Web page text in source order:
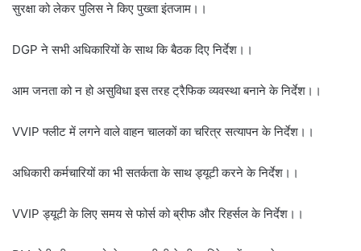
सुरक्षा को लेकर पुलिस ने किए पुख्ता इंतजाम।।
DGP ने सभी अधिकारियों के साथ कि बैठक दिए निर्देश।।
आम जनता को न हो असुविधा इस तरह ट्रैफिक व्यवस्था बनाने के निर्देश।।
VVIP फ्लीट में लगने वाले वाहन चालकों का चरित्र सत्यापन के निर्देश।।
अधिकारी कर्मचारियों का भी सतर्कता के साथ ड्यूटी करने के निर्देश।।
VVIP ड्यूटी के लिए समय से फोर्स को ब्रीफ और रिहर्सल के निर्देश।।